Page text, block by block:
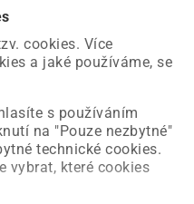
cookies. Více
a jaké používáme, se
s používáním
na "Pouze nezbytné"
technické cookies.
vybrat, které cookies
a už ji opravujeme.
stránku.
Úvodní strana